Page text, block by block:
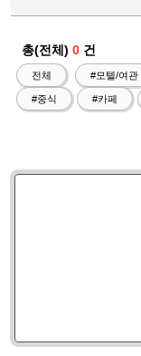
총(전체) 0 건
전체 #모텔/여관
#중식 #카페